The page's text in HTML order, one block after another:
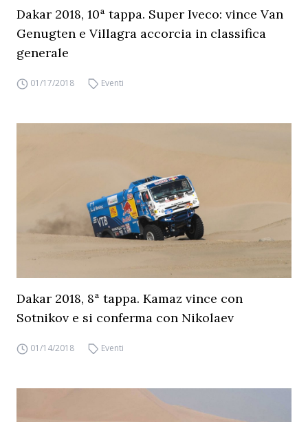
Dakar 2018, 10ª tappa. Super Iveco: vince Van
Genugten e Villagra accorcia in classifica
generale
01/17/2018 Eventi
Dakar 2018, 8ª tappa. Kamaz vince con
Sotnikov e si conferma con Nikolaev
01/14/2018 Eventi